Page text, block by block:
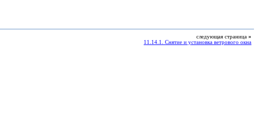
следующая страница »
11.14.1. Снятие и установка ветрового окна